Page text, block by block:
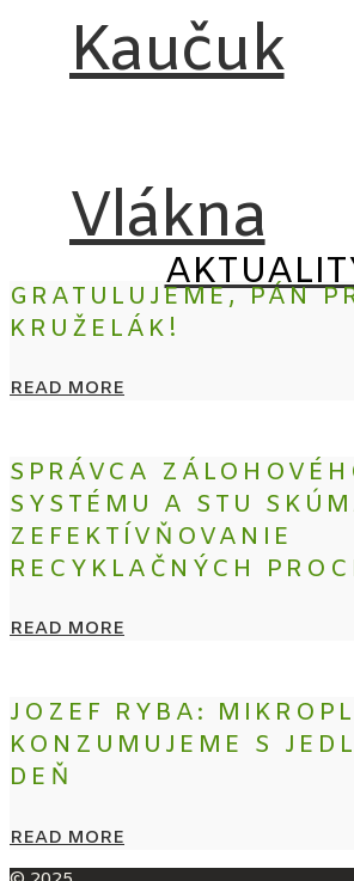
Kaučuk
Vlákna
GRATULUJEME, PÁN
KRUŽELÁK!
READ MORE
SPRÁVCA
SYSTÉMU A STU
ZEFEKTÍVŇOVANIE
RECYKLAČNÝCH
READ MORE
JOZEF RYBA:
KONZUMUJEME S
DEŇ
READ MORE